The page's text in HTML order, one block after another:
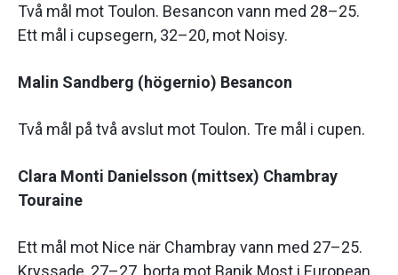
Två mål mot Toulon. Besancon vann med 28–25.
Ett mål i cupsegern, 32–20, mot Noisy.
Malin Sandberg (högernio) Besancon
Två mål på två avslut mot Toulon. Tre mål i cupen.
Clara Monti Danielsson (mittsex) Chambray
Touraine
Ett mål mot Nice när Chambray vann med 27–25.
Kryssade, 27–27, borta mot Banik Most i European